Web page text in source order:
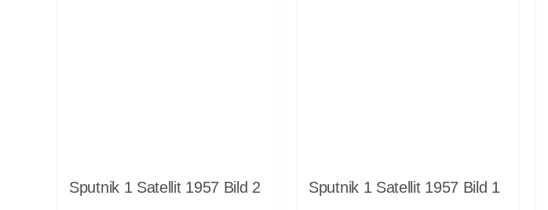
Sputnik 1 Satellit 1957 Bild 2 Sputnik 1 Satellit 1957 Bild 1